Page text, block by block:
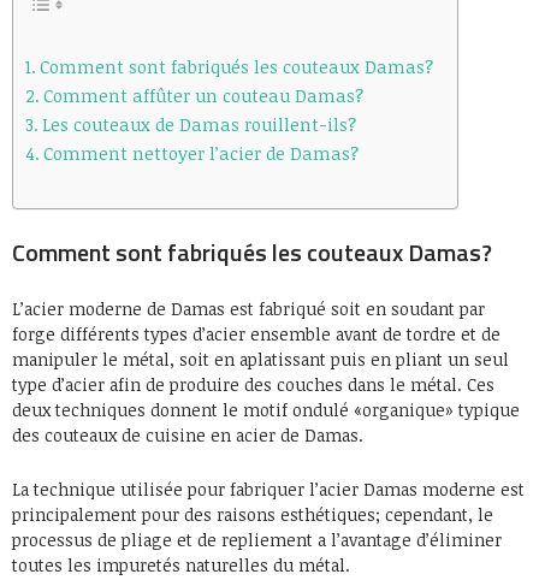
Comment sont fabriqués les couteaux Damas?
Comment affûter un couteau Damas?
Les couteaux de Damas rouillent-ils?
Comment nettoyer l’acier de Damas?
Comment sont fabriqués les couteaux Damas?
L’acier moderne de Damas est fabriqué soit en soudant par
forge différents types d’acier ensemble avant de tordre et de
manipuler le métal, soit en aplatissant puis en pliant un seul
type d’acier afin de produire des couches dans le métal. Ces
deux techniques donnent le motif ondulé «organique» typique
des couteaux de cuisine en acier de Damas.
La technique utilisée pour fabriquer l’acier Damas moderne est
principalement pour des raisons esthétiques; cependant, le
processus de pliage et de repliement a l’avantage d’éliminer
toutes les impuretés naturelles du métal.